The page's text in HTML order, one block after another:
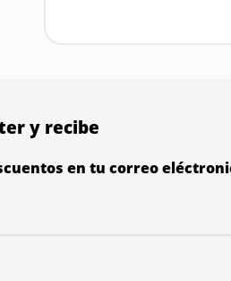
y recibe
en tu correo